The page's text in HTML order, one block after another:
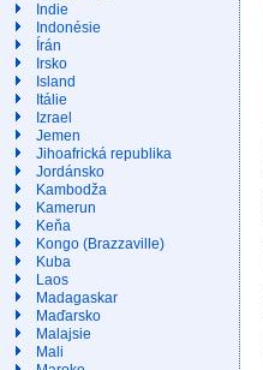
Indie
Indonésie
Írán
Irsko
Island
Itálie
Izrael
Jemen
Jihoafrická republika
Jordánsko
Kambodža
Kamerun
Keňa
Kongo (Brazzaville)
Kuba
Laos
Madagaskar
Maďarsko
Malajsie
Mali